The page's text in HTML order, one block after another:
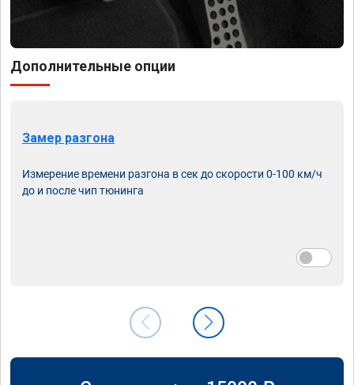
Дополнительные опции
Замер разгона
Измерение времени разгона в сек до скорости 0-100 км/ч
до и после чип тюнинга